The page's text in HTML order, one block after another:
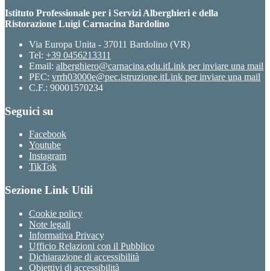
Istituto Professionale per i Servizi Alberghieri e della
Ristorazione Luigi Carnacina Bardolino
Via Europa Unita - 37011 Bardolino (VR)
Tel: +39 0456213311
Email: alberghiero@carnacina.edu.itLink per inviare una mail
PEC: vrrh03000e@pec.istruzione.itLink per inviare una mail
C.F.: 90001570234
Seguici su
Facebook
Youtube
Instagram
TikTok
Sezione Link Utili
Cookie policy
Note legali
Informativa Privacy
Ufficio Relazioni con il Pubblico
Dichiarazione di accessibilità
Obiettivi di accessibilità